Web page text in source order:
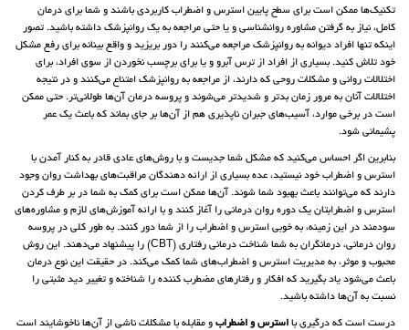
تکنیک‌ها ممکن است برای سطح پایین استرس و اضطراب کاربردی باشند و شما برای درمان
کامل، نیاز به گرفتن مشاوره روانشناسی و یا حتی مراجعه به یک روانپزشک داشته باشید. تصور
اینکه تنها افراد دیوانه به روانپزشک مراجعه می‌کنند را دور بریزید و واقع بینانه برای رفع مشکل
خود تلاش کنید. بسیاری از افراد از ترس آبرو و یا برای برچسب نخوردن از سوی افراد، برای
اختلالات روانی و مشکلات روحی که دارند، از مراجعه به روانپزشک امتناع می‌کنند و در نتیجه
اختلالات آنان به مرور زمان بدتر و شدیدتر می‌شوند و پروسه درمان آن‌ها طولانی‌تر. حتی ممکن
است در برخی موارد، آسیب‌های جبران ناپذیری هم از آن‌ها بر جای بماند که باعث یک عمر
پشیمانی شود.
بنابرین اگر احساس می‌کنید که مشکل شما جدیست و با روش‌های عادی قادر به کنار آمدن با
استرس و اضطراب خود نیستید، عده بسیاری از ارائه دهندگان مراقبت‌های بهداشت روان وجود
دارند که می‌توانند باعث بهبود شما شوند. آن‌ها ممکن است برای کمک به شما در بر طرف کردن
استرس و اضطرابتان یک دوره روان درمانی را آغاز کنند و با ارائه آموزش‌های لازم و مشاوره‌های
سودمند در این زمینه، به خوبی استرس و اضطراب را از شما دور کنند. به طور کلی در پروسه
روان درمانی، درمانگران به شما شناخت درمانی رفتاری (CBT) را پیشنهاد می‌دهند. این روش
محبوب و موثر، به مدیریت استرس و اضطراب‌های شما کمک می‌کند. در حقیقت این نوع درمان
باعث می‌شود یاد بگیرید که افکار و رفتارهای مضطرب کننده را شناخته و تغییر دید مثبتی را
نسبت به آن‌ها داشته باشید.
درست است که درگیری با استرس و اضطراب و مقابله با مشکلات ناشی از آن‌ها ناخوشایند است